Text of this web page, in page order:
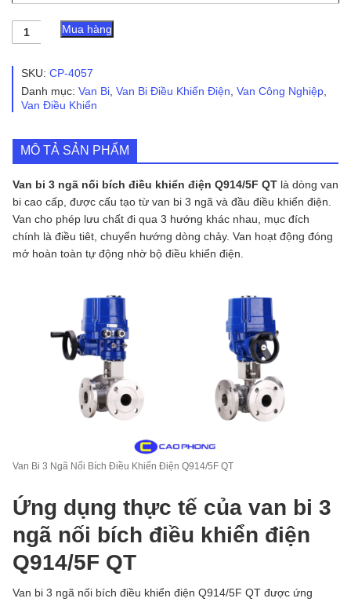
Van
bi
ngã
bích
điều
điện
Q914/5F
QT
số
lượng
Mua hàng
SKU: CP-4057
Danh mục: Van Bi, Van Bi Điều Khiển Điện, Van Công Nghiệp,
Van Điều Khiển
MÔ TẢ SẢN PHẨM
Van bi 3 ngã nối bích điều khiển điện Q914/5F QT là dòng van
bi cao cấp, được cấu tạo từ van bi 3 ngã và đầu điều khiển điện.
Van cho phép lưu chất đi qua 3 hướng khác nhau, mục đích
chính là điều tiêt, chuyển hướng dòng chảy. Van hoạt động đóng
mở hoàn toàn tự động nhờ bộ điều khiển điện.
Van Bi 3 Ngã Nối Bích Điều Khiển Điện Q914/5F QT
Ứng dụng thực tế của van bi 3
ngã nối bích điều khiển điện
Q914/5F QT
Van bi 3 ngã nối bích điều khiển điện Q914/5F QT được ứng